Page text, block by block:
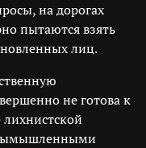
на дорогах
пытаются взять
лиц.
не готова к